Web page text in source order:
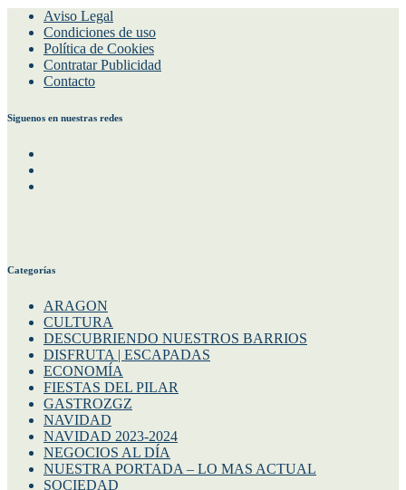
Aviso Legal
Condiciones de uso
Política de Cookies
Contratar Publicidad
Contacto
Siguenos en nuestras redes
Categorías
ARAGON
CULTURA
DESCUBRIENDO NUESTROS BARRIOS
DISFRUTA | ESCAPADAS
ECONOMÍA
FIESTAS DEL PILAR
GASTROZGZ
NAVIDAD
NAVIDAD 2023-2024
NEGOCIOS AL DÍA
NUESTRA PORTADA – LO MAS ACTUAL
SOCIEDAD